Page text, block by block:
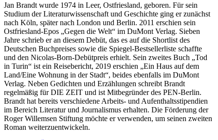
Jan Brandt wurde 1974 in Leer, Ostfriesland, geboren. Für sein
Studium der Literaturwissenschaft und Geschichte ging er zunächst
nach Köln, später nach London und Berlin. 2011 erschien sein
Ostfriesland-Epos „Gegen die Welt“ im DuMont Verlag. Sieben
Jahre schrieb er an diesem Debüt, das es auf die Shortlist des
Deutschen Buchpreises sowie die Spiegel-Bestsellerliste schaffte
und den Nicolas-Born-Debütpreis erhielt. Sein zweites Buch „Tod
in Turin“ ist ein Reisebericht, 2019 erschien „Ein Haus auf dem
Land/Eine Wohnung in der Stadt“, beides ebenfalls im DuMont
Verlag. Neben Gedichten und Erzählungen schreibt Brandt
regelmäßig für DIE ZEIT und ist Mitbegründer des PEN-Berlin.
Brandt hat bereits verschiedene Arbeits- und Aufenthaltsstipendien
im Bereich Literatur und Journalismus erhalten. Die Förderung der
Roger Willemsen Stiftung möchte er verwenden, um seinen zweiten
Roman weiterzuentwickeln.